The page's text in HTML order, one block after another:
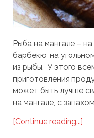
Рыба на мангале –
барбекю, на
из рыбы. У этого
приготовления
может быть лучше
на мангале, с
[Continue reading...]